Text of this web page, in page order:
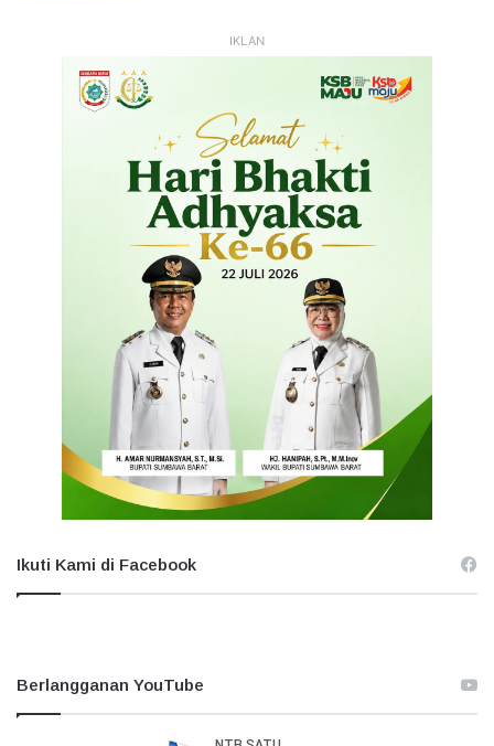
IKLAN
Ikuti Kami di Facebook
Berlangganan YouTube